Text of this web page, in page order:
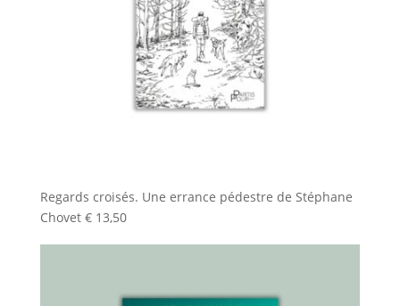
Regards croisés. Une errance pédestre de Stéphane
Chovet €13,50